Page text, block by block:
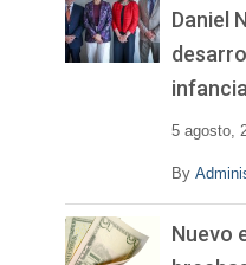
Daniel
5 agosto,
By
Nuevo